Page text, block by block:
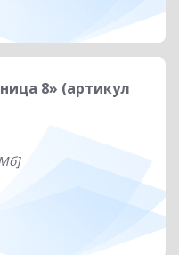
8» (артикул